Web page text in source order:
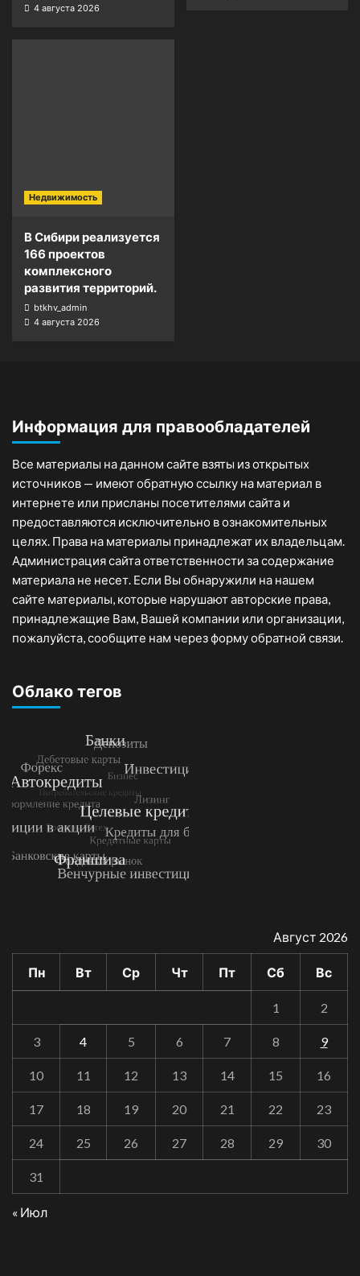
4 августа 2026
Недвижимость
В Сибири реализуется
166 проектов
комплексного
развития территорий.
btkhv_admin
4 августа 2026
Информация для правообладателей
Все материалы на данном сайте взяты из открытых
источников — имеют обратную ссылку на материал в
интернете или присланы посетителями сайта и
предоставляются исключительно в ознакомительных
целях. Права на материалы принадлежат их владельцам.
Администрация сайта ответственности за содержание
материала не несет. Если Вы обнаружили на нашем
сайте материалы, которые нарушают авторские права,
принадлежащие Вам, Вашей компании или организации,
пожалуйста, сообщите нам через форму обратной связи.
Облако тегов
Август 2026
Пн Вт Ср Чт Пт Сб Вс
1 2
3 4 5 6 7 8 9
10 11 12 13 14 15 16
17 18 19 20 21 22 23
24 25 26 27 28 29 30
31
« Июл